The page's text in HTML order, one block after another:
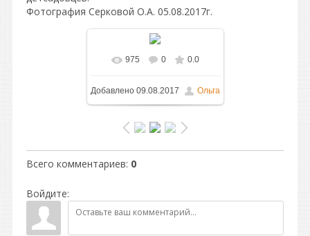
Фотография Серковой О.А. 05.08.2017г.
В реальном размере
1024x768/ 204.4Kb
975 0 0.0
Добавлено09.08.2017 Ольга
Всего комментариев: 0
Войдите: